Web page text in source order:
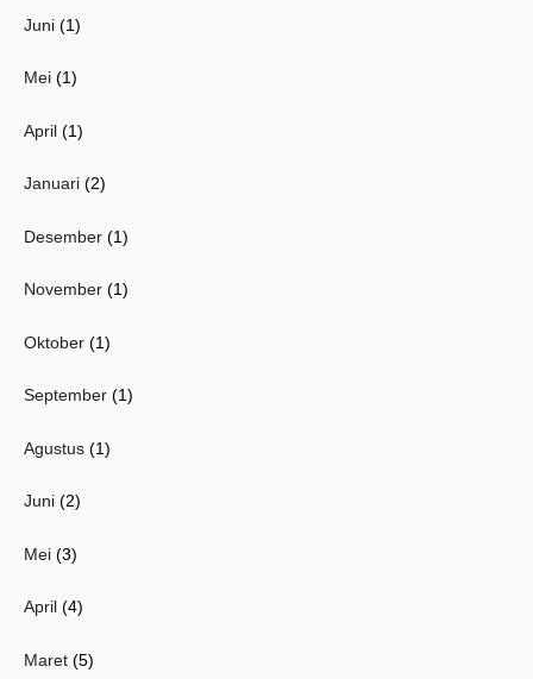
Juni (1)
Mei (1)
April (1)
Januari (2)
Desember (1)
November (1)
Oktober (1)
September (1)
Agustus (1)
Juni (2)
Mei (3)
April (4)
Maret (5)